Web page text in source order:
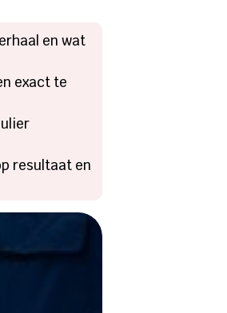
en wat
exact te
resultaat en